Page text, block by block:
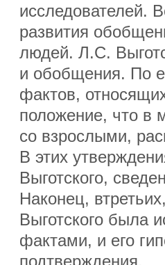
исследователей.
развития
людей. Л.С.
и обобщения. По
фактов,
положение, что в
со взрослыми,
В этих
Выготского,
Наконец,
Выготского была
фактами, и его